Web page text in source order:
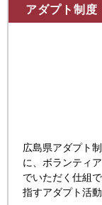
アダプト制度
広島県アダプト
に、ボランティ
でいただく仕組で
指すアダプト活